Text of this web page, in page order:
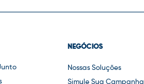
NEGÓCIOS
Nossas Soluções
Simule Sua Campanha